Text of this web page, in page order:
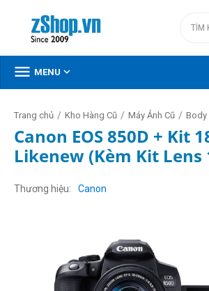
 MENU 
Trang chủ / Kho Hàng Cũ / Máy Ảnh Cũ / Body
Canon EOS 850D + Kit
Likenew (Kèm Kit Lens
Thương hiệu Canon